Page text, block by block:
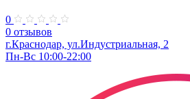
0
0 отзывов
г.Краснодар, ул.Индустриальная, 2
Пн-Вс 10:00-22:00